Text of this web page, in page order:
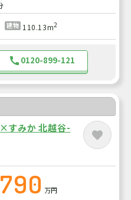
建物 110.13m2
0120-899-121
すみか 北越谷-
万円